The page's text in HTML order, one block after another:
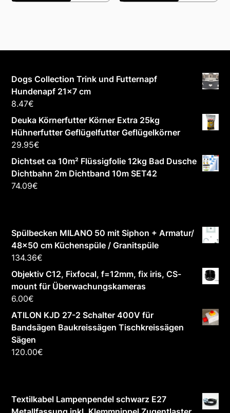
Dogs Collection Trink und Futternapf
Hundenapf 21x7 cm
8.47€
Deuka Körnerfutter Körner Extra 25kg
Hühnerfutter Geflügelfutter Geflügelkörner
29.95€
Dichtset ca 10m² Flüssigfolie 12kg Bad Dusche
Dichtbahn 2m Dichtband 10m SET42
74.09€
Spülbecken MILANO 50 mit Siphon + Armatur/
48x50 cm Küchenspüle / Granitspüle
134.36€
Objektiv C12, Fixfocal, f=12mm, fix iris, CS-
mount für Überwachungskameras
6.00€
ATILON KJD 27-2 Schalter 400V für
Bandsägen Baukreissägen Tischkreissägen
Sägen
120.00€
Textilkabel Lampenpendel schwarz E27